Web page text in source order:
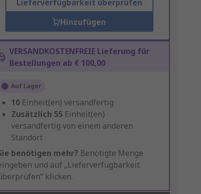
Lieferverfügbarkeit überprüfen
Hinzufügen
VERSANDKOSTENFREIE Lieferung für
Bestellungen ab € 100,00
Auf Lager
10 Einheit(en) versandfertig
Zusätzlich 55 Einheit(en)
versandfertig von einem anderen
Standort
benötigen mehr? Benötigte Menge
und auf „Lieferverfügbarkeit
klicken.